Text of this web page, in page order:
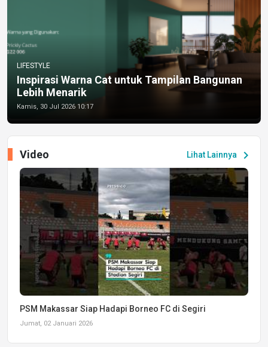
LIFESTYLE
Inspirasi Warna Cat untuk Tampilan Bangunan
Lebih Menarik
Kamis, 30 Jul 2026 10:17
Lihat Lainnya chevron_right
Video
PSM Makassar Siap Hadapi Borneo FC di Segiri
Jumat, 02 Januari 2026